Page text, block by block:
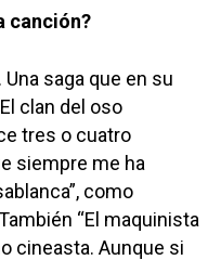
canción?
saga que en su
clan del oso
tres o cuatro
siempre me ha
como
“El maquinista
cineasta. Aunque si